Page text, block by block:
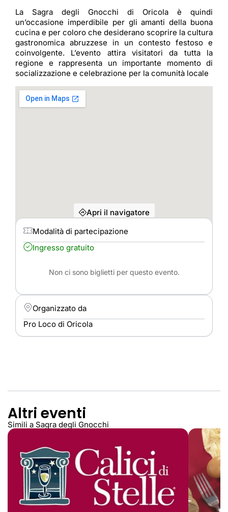
La Sagra degli Gnocchi di Oricola è quindi
un’occasione imperdibile per gli amanti della buona
cucina e per coloro che desiderano scoprire la cultura
gastronomica abruzzese in un contesto festoso e
coinvolgente. L’evento attira visitatori da tutta la
regione e rappresenta un importante momento di
socializzazione e celebrazione per la comunità locale
Apri il navigatore
Modalità di partecipazione
Ingresso gratuito
Non ci sono biglietti per questo evento.
Organizzato da
Pro Loco di Oricola
Altri eventi
Simili a Sagra degli Gnocchi